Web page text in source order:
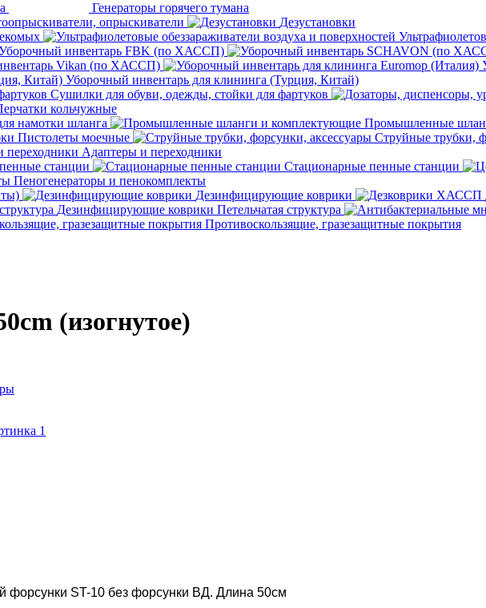
Генераторы горячего тумана
опрыскиватели
Дезустановки
инвентарь FBK (по ХАССП)
Vikan (по ХАССП)
Уборочный инвентарь для клининга (Турция, Китай)
Сушилки для обуви, одежды, стойки для фартуков
кольчужные
намотки шланга
Промышленные
Пистолеты моечные
Струйные трубки,
Адаптеры и переходники
станции
Стационарные пенные станции
Пеногенераторы и пенокомплекты
Дезинфицирующие коврики
Дезинфицирующие коврики Петельчатая структура
Противоскользящие, гразезащитные покрытия
(изогнутое)
форсунки ST-10 без форсунки ВД. Длина 50см